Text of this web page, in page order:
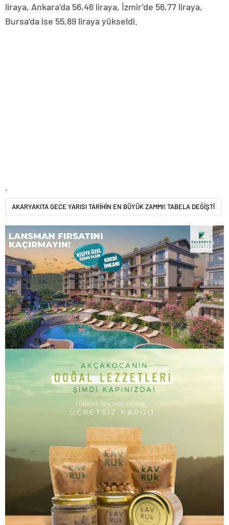
liraya, Ankara’da 56,46 liraya, İzmir’de 56,77 liraya,
Bursa’da ise 55,89 liraya yükseldi.
AKARYAKITA GECE YARISI TARİHİN EN BÜYÜK ZAMMI! TABELA DEĞİŞTİ